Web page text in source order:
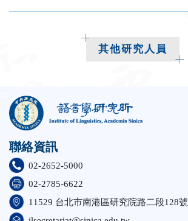
其他研究人員
聯絡資訊
02-2652-5000
02-2785-6622
11529 台北市南港區研究院路二段128號